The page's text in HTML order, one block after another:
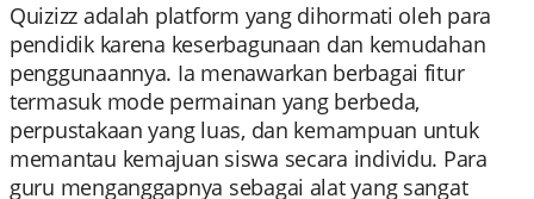
Quizizz adalah platform yang dihormati oleh para
pendidik karena keserbagunaan dan kemudahan
penggunaannya. Ia menawarkan berbagai fitur
termasuk mode permainan yang berbeda,
perpustakaan yang luas, dan kemampuan untuk
memantau kemajuan siswa secara individu. Para
guru menganggapnya sebagai alat yang sangat